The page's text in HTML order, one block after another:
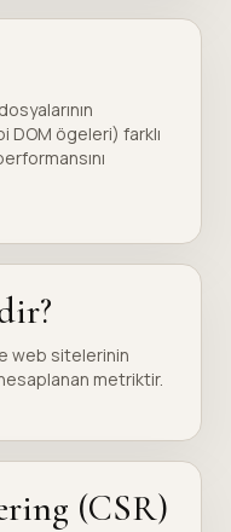
DOM ögeleri) farklı
web sitelerinin
metriktir.
(CSR)